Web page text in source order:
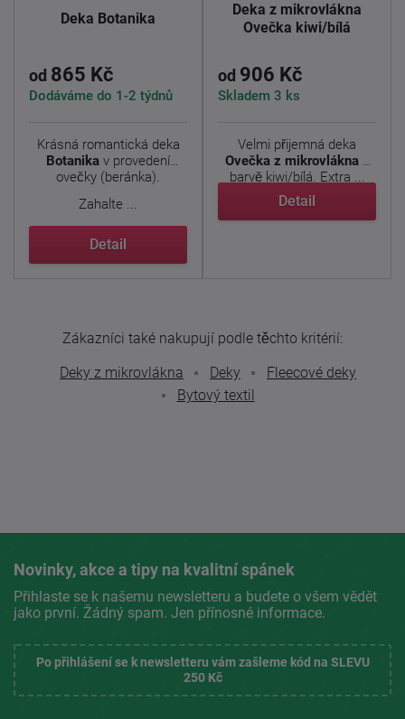
Deka Botanika
od 865 Kč
Dodáváme do 1-2 týdnů
Krásná romantická deka
Botanika v provedení
ovečky (beránka).
Zahalte ...
Detail
Deka z mikrovlákna
Ovečka kiwi/bílá
od 906 Kč
Skladem 3 ks
Velmi přijemná deka
Ovečka z mikrovlákna v
barvě kiwi/bílá. Extra ...
Detail
Zákazníci také nakupují podle těchto kritérií:
Deky z mikrovlákna
Deky
Fleecové deky
Bytový textil
Novinky, akce a tipy na kvalitní spánek
Přihlaste se k našemu newsletteru a budete o všem vědět
jako první. Žádný spam. Jen přínosné informace.
Po přihlášení se k newsletteru vám zašleme kód na SLEVU
250 Kč